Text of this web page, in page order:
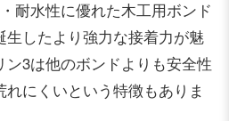
耐水性に優れた木工用ボンド
生したより強力な接着力が魅
3は他のボンドよりも安全性
にくいという特徴もありま